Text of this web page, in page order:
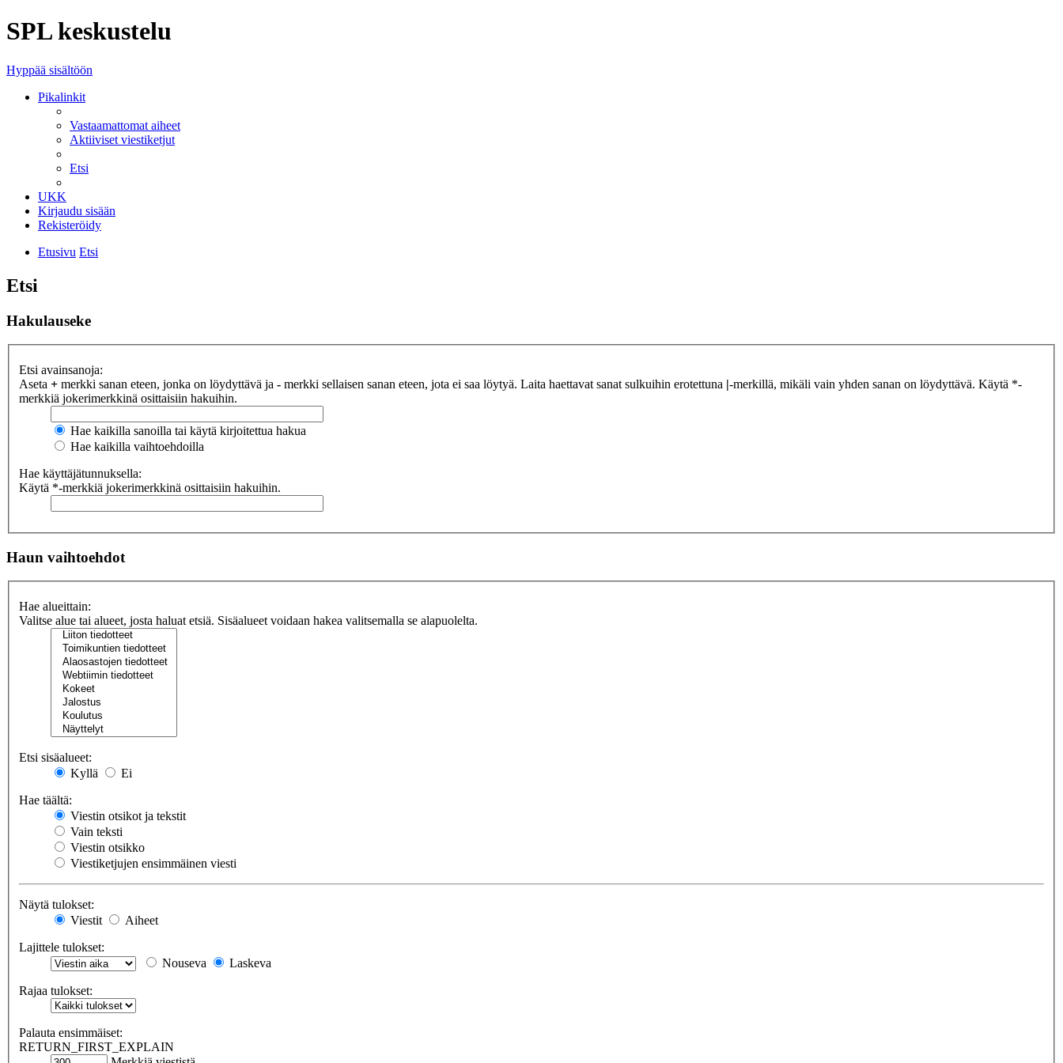
SPL keskustelu
Hyppää sisältöön
Pikalinkit
Vastaamattomat aiheet
Aktiiviset viestiketjut
Etsi
UKK
Kirjaudu sisään
Rekisteröidy
Etusivu Etsi
Etsi
Hakulauseke
Etsi avainsanoja:
Aseta + merkki sanan eteen, jonka on löydyttävä ja - merkki sellaisen sanan eteen, jota ei saa löytyä. Laita haettavat sanat sulkuihin erotettuna |-merkillä, mikäli vain yhden sanan on löydyttävä. Käytä *-
merkkiä jokerimerkkinä osittaisiin hakuihin.
Hae kaikilla sanoilla tai käytä kirjoitettua hakua
Hae kaikilla vaihtoehdoilla
Hae käyttäjätunnuksella:
Käytä *-merkkiä jokerimerkkinä osittaisiin hakuihin.
Haun vaihtoehdot
Hae alueittain:
Valitse alue tai alueet, josta haluat etsiä. Sisäalueet voidaan hakea valitsemalla se alapuolelta.
Etsi sisäalueet:
Kyllä
Ei
Hae täältä:
Viestin otsikot ja tekstit
Vain teksti
Viestin otsikko
Viestiketjujen ensimmäinen viesti
Näytä tulokset:
Viestit
Aiheet
Lajittele tulokset:
Nouseva
Laskeva
Rajaa tulokset:
Palauta ensimmäiset:
RETURN_FIRST_EXPLAIN